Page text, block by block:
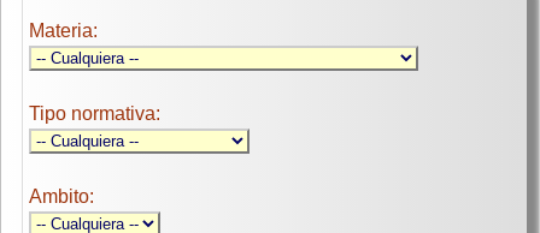
Materia:
Tipo normativa:
Ambito: